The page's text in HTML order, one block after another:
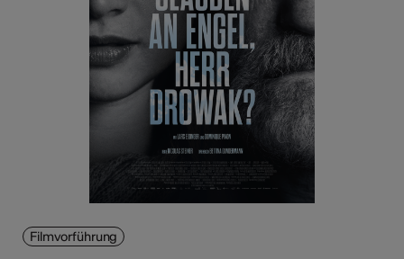
Filmvorführung